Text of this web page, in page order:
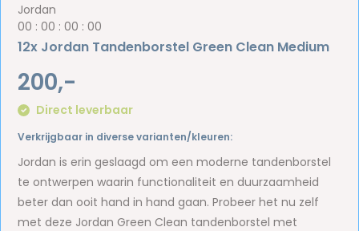
Jordan
00 :00 :00 :00
12x Jordan Tandenborstel Green Clean Medium
200,-
Direct leverbaar
Verkrijgbaar in diverse varianten/kleuren:
Jordan is erin geslaagd om een moderne tandenborstel
te ontwerpen waarin functionaliteit en duurzaamheid
beter dan ooit hand in hand gaan. Probeer het nu zelf
met deze Jordan Green Clean tandenborstel met